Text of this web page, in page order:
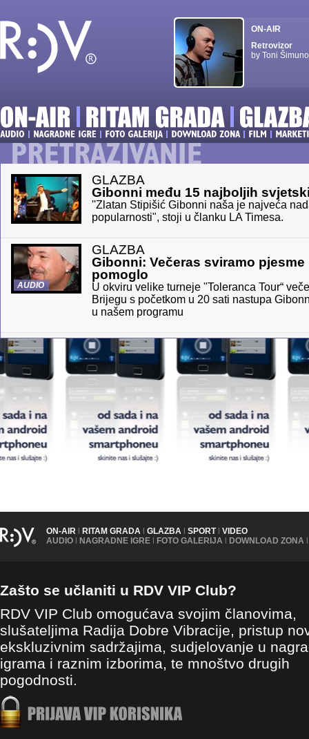
ON-AIR
Retrovizor
by Toni
GLAZBA
Gibonni među 15 najboljih
''Zlatan Stipišić Gibonni naša je najveća
popularnosti", stoji u članku LA Timesa.
AUDIO
GLAZBA
Gibonni: Večeras sviramo
pomoglo
U okviru velike turneje "Toleranca Tour“
Brijegu s početkom u 20 sati nastupa
u našem programu
ON-AIR | RITAM GRADA | GLAZBA | SPORT | VIDEO
AUDIO | NAGRADNE IGRE | FOTO GALERIJA | DOWNLOAD ZONA |
Zašto se učlaniti u RDV VIP Club?
RDV VIP Club omogućava svojim članovima,
slušateljima Radija Dobre Vibracije, pristup
ekskluzivnim sadržajima, sudjelovanje u
igrama i raznim izborima, te mnoštvo drugih
pogodnosti.